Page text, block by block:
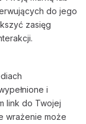
do jego
zasięg
i
link do Twojej
wrażenie może